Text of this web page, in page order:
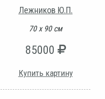
Лежников Ю.П.
70 х 90 см
85000
Купить картину